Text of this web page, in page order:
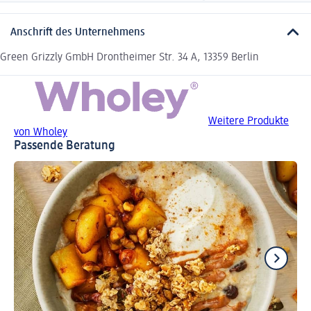
Anschrift des Unternehmens
Green Grizzly GmbH Drontheimer Str. 34 A, 13359 Berlin
Weitere Produkte
von Wholey
Passende Beratung